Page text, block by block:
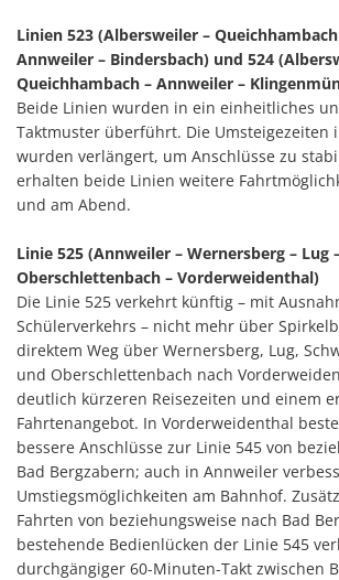
Linien 523 (Albersweiler –
Annweiler – Bindersbach) und 524
Queichhambach – Annweiler –
Beide Linien wurden in ein einheitliches
Taktmuster überführt. Die Umsteigezeiten
wurden verlängert, um Anschlüsse zu
erhalten beide Linien weitere
und am Abend.
Linie 525 (Annweiler – Wernersberg – Lug
Oberschlettenbach – Vorderweidenthal)
Die Linie 525 verkehrt künftig – mit
Schülerverkehrs – nicht mehr über
direktem Weg über Wernersberg, Lug,
und Oberschlettenbach nach
deutlich kürzeren Reisezeiten und einem
Fahrtenangebot. In Vorderweidenthal
bessere Anschlüsse zur Linie 545 von
Bad Bergzabern; auch in Annweiler
Umstiegsmöglichkeiten am Bahnhof.
Fahrten von beziehungsweise nach Bad
bestehende Bedienlücken der Linie 545
durchgängiger 60-Minuten-Takt zwischen